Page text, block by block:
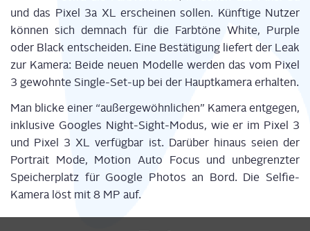
und das Pixel 3a XL erschei­nen sol­len. Künf­ti­ge Nut­zer
kön­nen sich dem­nach für die Farb­tö­ne White, Pur­ple
oder Black ent­schei­den. Eine Bestä­ti­gung lie­fert der Leak
zur Kame­ra: Bei­de neu­en Model­le wer­den das vom Pixel
3 gewohn­te Sin­gle-Set-up bei der Haupt­ka­me­ra erhalten.
Man bli­cke einer “außer­ge­wöhn­li­chen” Kame­ra ent­ge­gen,
inklu­si­ve Goo­gles Night-Sight-Modus, wie er im Pixel 3
und Pixel 3 XL ver­füg­bar ist. Dar­über hin­aus sei­en der
Por­trait Mode, Moti­on Auto Focus und unbe­grenz­ter
Spei­cher­platz für Goog­le Pho­tos an Bord. Die Sel­fie-
Kame­ra löst mit 8 MP auf.